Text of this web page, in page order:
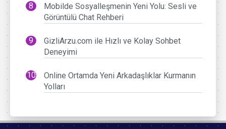
Mobilde Sosyalleşmenin Yeni Yolu: Sesli ve
Görüntülü Chat Rehberi
GizliArzu.com ile Hızlı ve Kolay Sohbet
Deneyimi
Online Ortamda Yeni Arkadaşlıklar Kurmanın
Yolları